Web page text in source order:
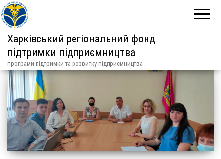
Харківський регіональний фонд
підтримки підприємництва
програми підтримки та розвитку підприємництва